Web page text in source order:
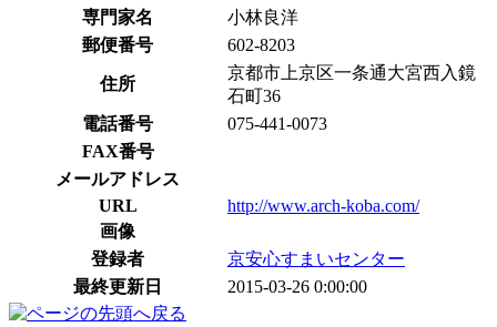
専門家名
小林良洋
郵便番号
602-8203
住所
京都市上京区一条通大宮西入鏡
石町36
電話番号
075-441-0073
FAX番号
メールアドレス
URL
http://www.arch-koba.com/
画像
登録者
京安心すまいセンター
最終更新日
2015-03-26 0:00:00